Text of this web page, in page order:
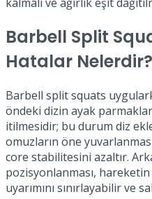
kalmalı ve ağırlık eşit
Barbell Split
Hatalar Nelerdir?
Barbell split squats
öndeki dizin ayak
itilmesidir; bu durum diz
omuzların öne
core stabilitesini azaltır.
pozisyonlanması,
uyarımını sınırlayabilir ve